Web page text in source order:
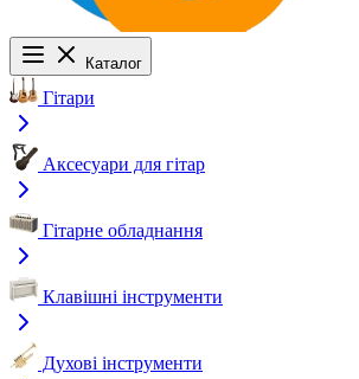
Каталог
Гітари
Аксесуари для гітар
Гітарне обладнання
Клавішні інструменти
Духові інструменти